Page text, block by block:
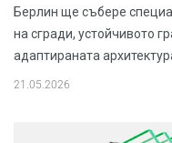
Берлин ще събере
на сгради, устойчивото
адаптираната
21.05.2026